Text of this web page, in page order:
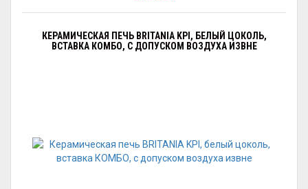
КЕРАМИЧЕСКАЯ ПЕЧЬ BRITANIA KPI, БЕЛЫЙ ЦОКОЛЬ,
ВСТАВКА КОМБО, С ДОПУСКОМ ВОЗДУХА ИЗВНЕ